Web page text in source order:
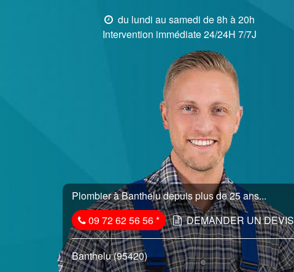
du lundi au samedi de 8h à 20h
Intervention immédiate 24/24H 7/7J
Plombier à Banthelu depuis plus de 25 ans...
09 72 62 56 56* DEMANDER UN DEVIS
Banthelu (95420)